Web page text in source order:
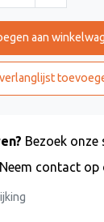
aan
Bezoek
Neem contact